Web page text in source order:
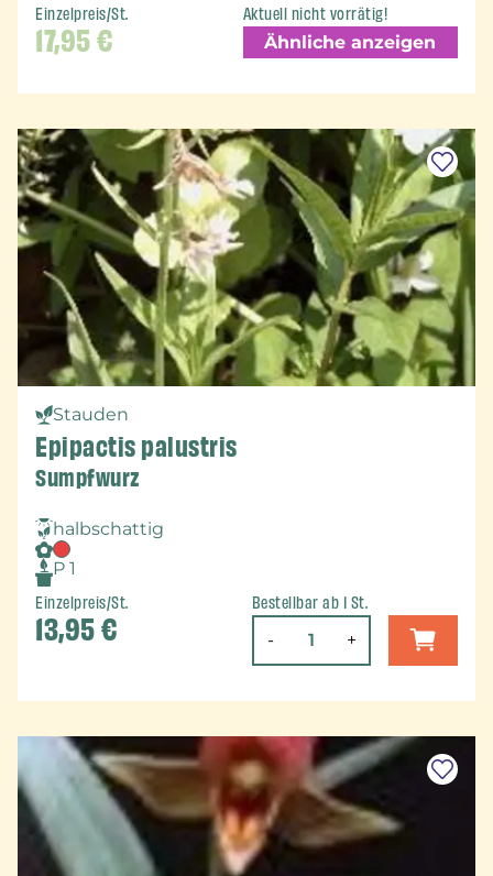
Einzelpreis/St.
17,95€
Aktuell nicht vorrätig!
Ähnliche anzeigen
Stauden
Epipactis palustris
Sumpfwurz
halbschattig
P 1
Einzelpreis/St.
13,95€
Bestellbar ab 1 St.
- +